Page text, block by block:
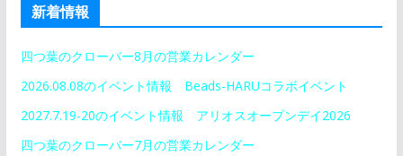
新着情報
四つ葉のクローバー8月の営業カレンダー
2026.08.08のイベント情報 Beads-HARUコラボイベント
2027.7.19-20のイベント情報 アリオスオープンデイ2026
四つ葉のクローバー7月の営業カレンダー